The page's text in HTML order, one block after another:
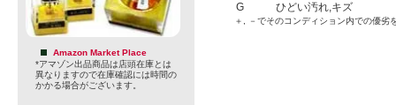
Amazon Market Place
*アマゾン出品商品は店頭在庫とは
異なりますので在庫確認には時間の
かかる場合がございます。
G
ひどい汚れ,キズ
＋, －でそのコンディション内での優劣